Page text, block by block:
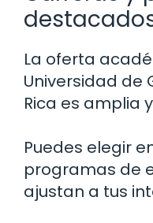
La oferta
Universidad de
Rica es amplia
Puedes elegir
programas de
ajustan a tus